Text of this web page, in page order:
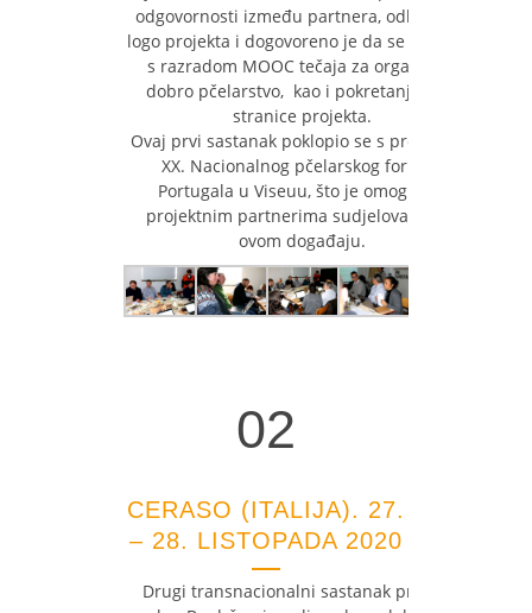
odgovornosti između partnera, odlučen je
logo projekta i dogovoreno je da se započne
s razradom MOOC tečaja za organsko i
dobro pčelarstvo, kao i pokretanje web
stranice projekta.
Ovaj prvi sastanak poklopio se s proslavom
XX. Nacionalnog pčelarskog foruma
Portugala u Viseuu, što je omogućilo
projektnim partnerima sudjelovanje na
ovom događaju.
02
CERASO (ITALIJA). 27.
– 28. LISTOPADA 2020
Drugi transnacionalni sastanak projekta